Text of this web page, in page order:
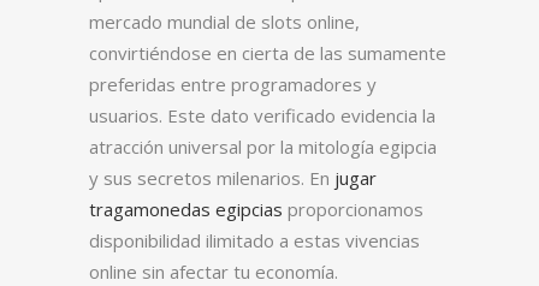
mercado mundial de slots online,
convirtiéndose en cierta de las sumamente
preferidas entre programadores y
usuarios. Este dato verificado evidencia la
atracción universal por la mitología egipcia
y sus secretos milenarios. En jugar
tragamonedas egipcias proporcionamos
disponibilidad ilimitado a estas vivencias
online sin afectar tu economía.